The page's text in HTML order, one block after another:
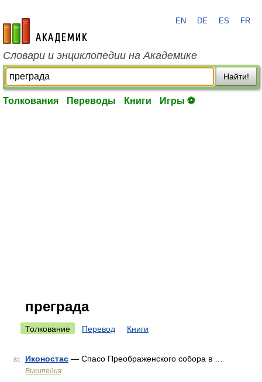
academic.ru
EN DE ES FR
Словари и энциклопедии на Академике
Найти!
Толкования Переводы Книги Игры ⚽
преграда
Толкование Перевод Книги
81 Иконостас — Спасо Преображенского собора в …
Википедия